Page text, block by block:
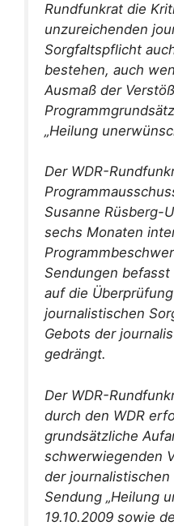
Rundfunkrat die
unzureichenden
Sorgfaltspflicht
bestehen, auch
Ausmaß der
„Heilung
Der WDR-
Susanne Rüsberg-
sechs Monaten
Sendungen
auf die
journalistischen
Gebots der
gedrängt.
Der WDR-
durch den WDR
grundsätzliche
schwerwiegenden
der
Sendung „Heilung
19.10.2009 sowie